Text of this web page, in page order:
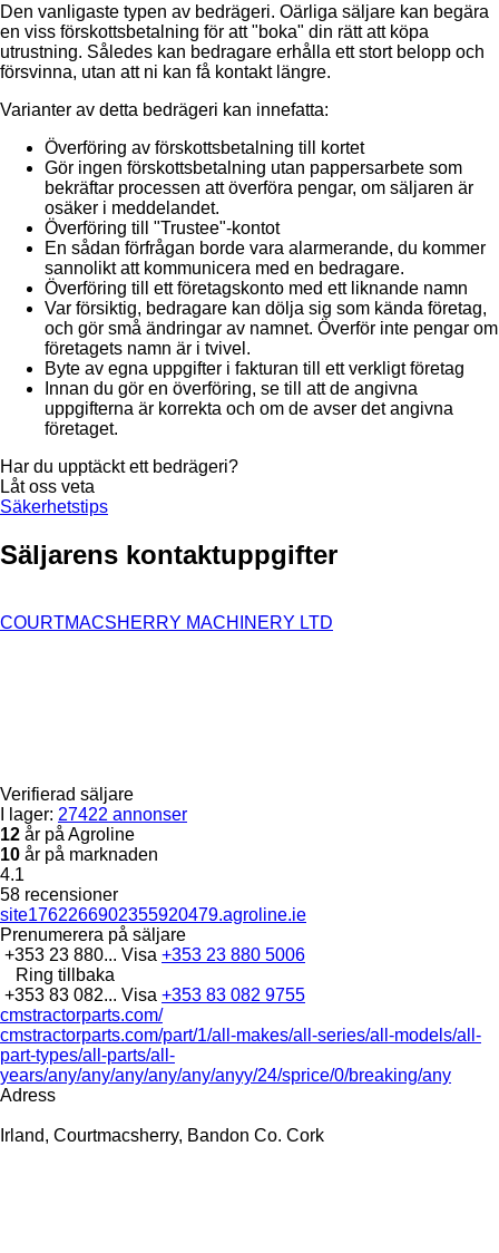
Den vanligaste typen av bedrägeri. Oärliga säljare kan begära
en viss förskottsbetalning för att "boka" din rätt att köpa
utrustning. Således kan bedragare erhålla ett stort belopp och
försvinna, utan att ni kan få kontakt längre.
Varianter av detta bedrägeri kan innefatta:
Överföring av förskottsbetalning till kortet
Gör ingen förskottsbetalning utan pappersarbete som
bekräftar processen att överföra pengar, om säljaren är
osäker i meddelandet.
Överföring till "Trustee"-kontot
En sådan förfrågan borde vara alarmerande, du kommer
sannolikt att kommunicera med en bedragare.
Överföring till ett företagskonto med ett liknande namn
Var försiktig, bedragare kan dölja sig som kända företag,
och gör små ändringar av namnet. Överför inte pengar om
företagets namn är i tvivel.
Byte av egna uppgifter i fakturan till ett verkligt företag
Innan du gör en överföring, se till att de angivna
uppgifterna är korrekta och om de avser det angivna
företaget.
Har du upptäckt ett bedrägeri?
Låt oss veta
Säkerhetstips
Säljarens kontaktuppgifter
COURTMACSHERRY MACHINERY LTD
Verifierad säljare
I lager: 27422 annonser
12 år på Agroline
10 år på marknaden
4.1
58 recensioner
site1762266902355920479.agroline.ie
Prenumerera på säljare
+353 23 880... Visa +353 23 880 5006
Ring tillbaka
+353 83 082... Visa +353 83 082 9755
cmstractorparts.com/
cmstractorparts.com/part/1/all-makes/all-series/all-models/all-
part-types/all-parts/all-
years/any/any/any/any/any/anyy/24/sprice/0/breaking/any
Adress
Irland, Courtmacsherry, Bandon Co. Cork